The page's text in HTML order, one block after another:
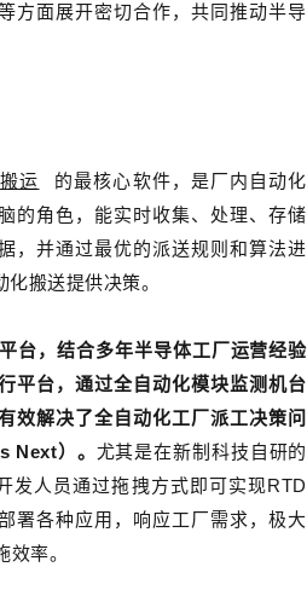
方面展开密切合作，共同推动半导
运
的最核心软件，是厂内自动化
的角色，能实时收集、处理、存储
，并通过最优的派送规则和算法进
搬送提供决策。
台，结合多年半导体工厂运营经验
平台，通过全自动化模块监测机台
效解决了全自动化工厂派工决策问
Next）。 尤其是在新制科技自研的
发人员通过拖拽方式即可实现RTD
署各种应用，响应工厂需求，极大
率。